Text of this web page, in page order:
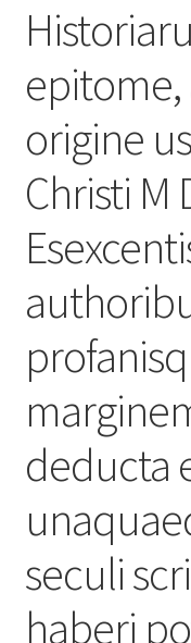
origine
Christi M
deducta
seculi
haberi